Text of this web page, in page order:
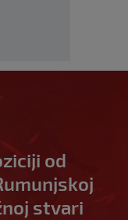
od
stvari